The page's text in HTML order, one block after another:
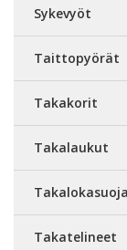
Sykevyöt
Taittopyörät
Takakorit
Takalaukut
Takatelineet